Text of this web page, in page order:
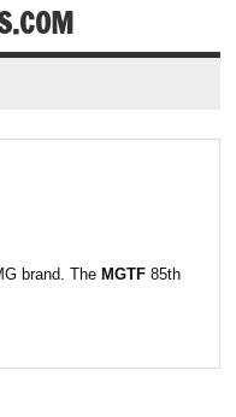
brand. The MGTF 85th